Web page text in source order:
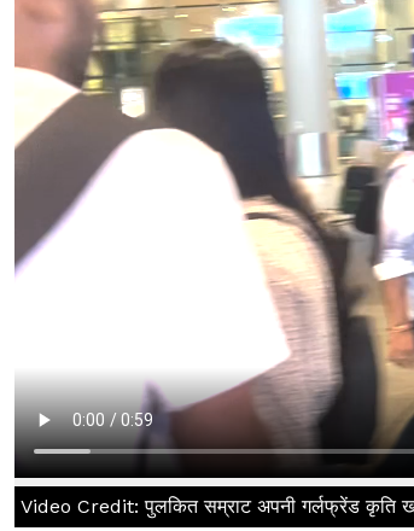
Video Credit: पुलकित सम्राट अपनी गर्लफ्रेंड कृति